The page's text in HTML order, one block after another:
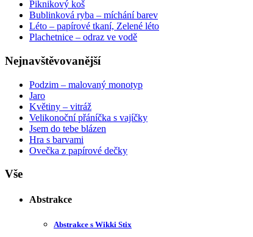
Piknikový koš
Bublinková ryba – míchání barev
Léto – papírové tkaní, Zelené léto
Plachetnice – odraz ve vodě
Nejnavštěvovanější
Podzim – malovaný monotyp
Jaro
Květiny – vitráž
Velikonoční přáníčka s vajíčky
Jsem do tebe blázen
Hra s barvami
Ovečka z papírové dečky
Vše
Abstrakce
Abstrakce s Wikki Stix